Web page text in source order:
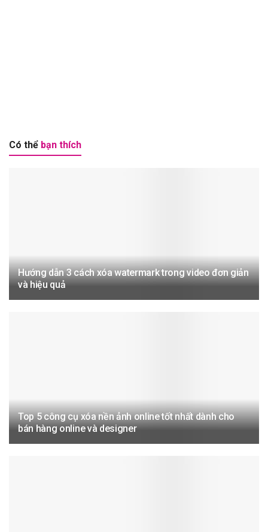
Có thể bạn thích
Hướng dẫn 3 cách xóa watermark trong video đơn giản
và hiệu quả
Top 5 công cụ xóa nền ảnh online tốt nhất dành cho
bán hàng online và designer